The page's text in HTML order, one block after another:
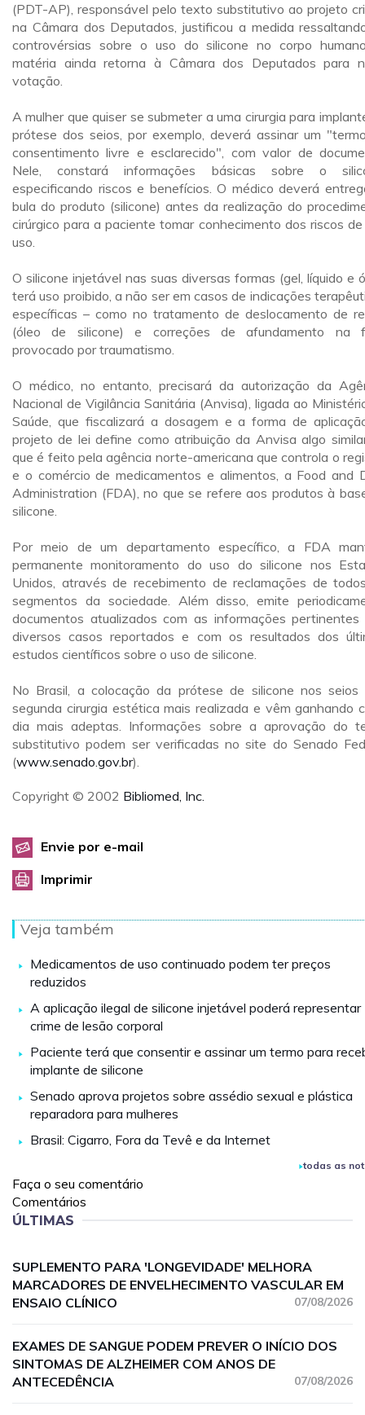
(PDT-AP), responsável pelo texto substitutivo ao projeto
na Câmara dos Deputados, justificou a medida
controvérsias sobre o uso do silicone no corpo
matéria ainda retorna à Câmara dos Deputados para
votação.
A mulher que quiser se submeter a uma cirurgia para
prótese dos seios, por exemplo, deverá assinar um
consentimento livre e esclarecido", com valor de
Nele, constará informações básicas sobre o
especificando riscos e benefícios. O médico deverá
bula do produto (silicone) antes da realização do
cirúrgico para a paciente tomar conhecimento dos riscos
uso.
O silicone injetável nas suas diversas formas (gel, líquido e
terá uso proibido, a não ser em casos de indicações
específicas – como no tratamento de deslocamento de
(óleo de silicone) e correções de afundamento na
provocado por traumatismo.
O médico, no entanto, precisará da autorização da
Nacional de Vigilância Sanitária (Anvisa), ligada ao
Saúde, que fiscalizará a dosagem e a forma de
projeto de lei define como atribuição da Anvisa algo
que é feito pela agência norte-americana que controla o
e o comércio de medicamentos e alimentos, a Food and
Administration (FDA), no que se refere aos produtos à
silicone.
Por meio de um departamento específico, a FDA
permanente monitoramento do uso do silicone nos
Unidos, através de recebimento de reclamações de
segmentos da sociedade. Além disso, emite
documentos atualizados com as informações pertinentes
diversos casos reportados e com os resultados dos
estudos científicos sobre o uso de silicone.
No Brasil, a colocação da prótese de silicone nos
segunda cirurgia estética mais realizada e vêm ganhando
dia mais adeptas. Informações sobre a aprovação do
substitutivo podem ser verificadas no site do Senado
(www.senado.gov.br).
Copyright © 2002 Bibliomed, Inc.
Envie por e-mail
Imprimir
Veja também
Medicamentos de uso continuado podem ter preços
reduzidos
A aplicação ilegal de silicone injetável poderá representar
crime de lesão corporal
Paciente terá que consentir e assinar um termo para
implante de silicone
Senado aprova projetos sobre assédio sexual e plástica
reparadora para mulheres
Brasil: Cigarro, Fora da Tevê e da Internet
todas as
Faça o seu comentário
Comentários
ÚLTIMAS
SUPLEMENTO PARA 'LONGEVIDADE' MELHORA
MARCADORES DE ENVELHECIMENTO VASCULAR EM
ENSAIO CLÍNICO
07/08/2026
EXAMES DE SANGUE PODEM PREVER O INÍCIO DOS
SINTOMAS DE ALZHEIMER COM ANOS DE
ANTECEDÊNCIA
07/08/2026